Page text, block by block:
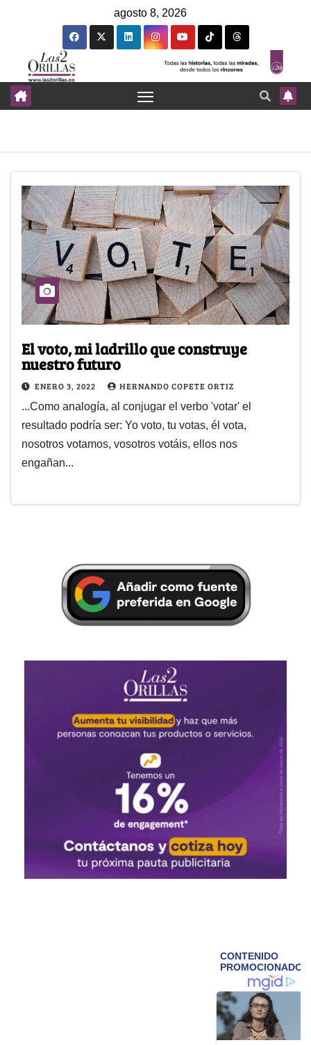
agosto 8, 2026
El voto, mi ladrillo que construye
nuestro futuro
ENERO 3, 2022 HERNANDO COPETE ORTIZ
...Como analogía, al conjugar el verbo 'votar' el
resultado podría ser: Yo voto, tu votas, él vota,
nosotros votamos, vosotros votáis, ellos nos
engañan...